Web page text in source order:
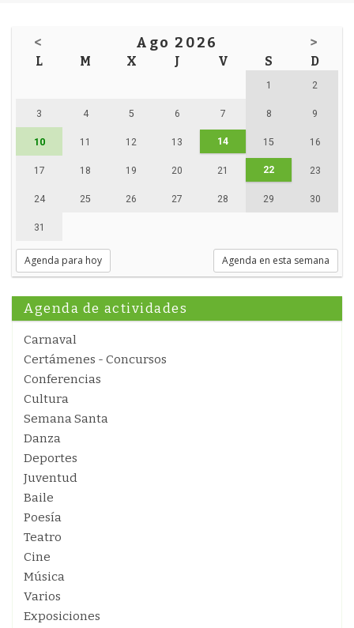
< Ago 2026 >
L M X J V S D
1 2
3 4 5 6 7 8 9
10 11 12 13 14 15 16
17 18 19 20 21 22 23
24 25 26 27 28 29 30
31
Agenda para hoy Agenda en esta semana
Agenda de actividades
Carnaval
Certámenes - Concursos
Conferencias
Cultura
Semana Santa
Danza
Deportes
Juventud
Baile
Poesía
Teatro
Cine
Música
Varios
Exposiciones